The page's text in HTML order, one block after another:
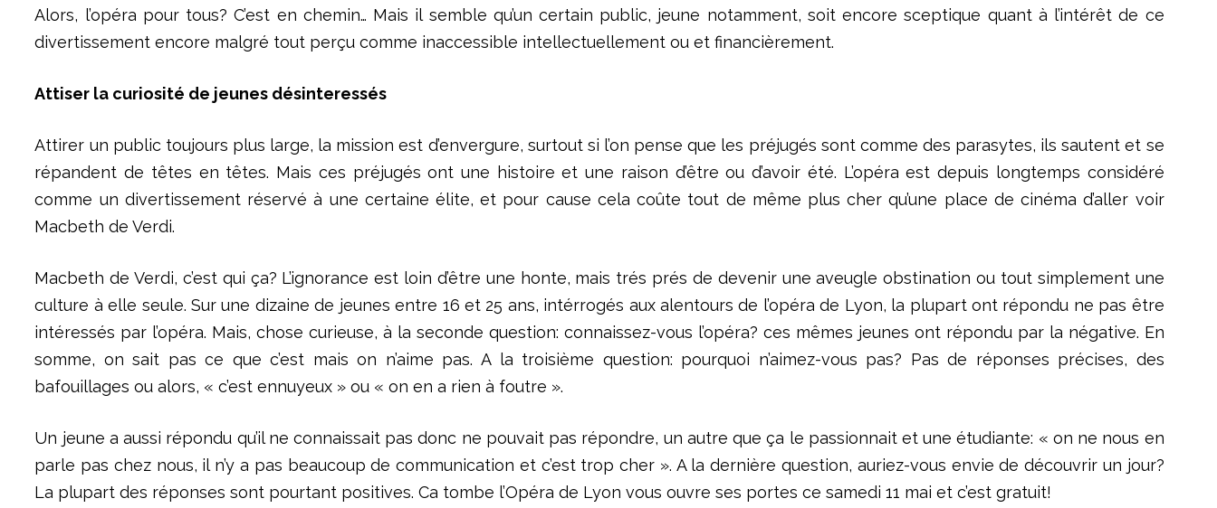
Alors, l’opéra pour tous? C’est en chemin… Mais il semble qu’un certain public, jeune notamment, soit encore sceptique quant à l’intérêt de ce
divertissement encore malgré tout perçu comme inaccessible intellectuellement ou et financièrement.
Attiser la curiosité de jeunes désinteressés
Attirer un public toujours plus large, la mission est d’envergure, surtout si l’on pense que les préjugés sont comme des parasytes, ils sautent et se
répandent de têtes en têtes. Mais ces préjugés ont une histoire et une raison d’être ou d’avoir été. L’opéra est depuis longtemps considéré
comme un divertissement réservé à une certaine élite, et pour cause cela coûte tout de même plus cher qu’une place de cinéma d’aller voir
Macbeth de Verdi.
Macbeth de Verdi, c’est qui ça? L’ignorance est loin d’être une honte, mais trés prés de devenir une aveugle obstination ou tout simplement une
culture à elle seule. Sur une dizaine de jeunes entre 16 et 25 ans, intérrogés aux alentours de l’opéra de Lyon, la plupart ont répondu ne pas être
intéressés par l’opéra. Mais, chose curieuse, à la seconde question: connaissez-vous l’opéra? ces mêmes jeunes ont répondu par la négative. En
somme, on sait pas ce que c’est mais on n’aime pas. A la troisième question: pourquoi n’aimez-vous pas? Pas de réponses précises, des
bafouillages ou alors, « c’est ennuyeux » ou « on en a rien à foutre ».
Un jeune a aussi répondu qu’il ne connaissait pas donc ne pouvait pas répondre, un autre que ça le passionnait et une étudiante: « on ne nous en
parle pas chez nous, il n’y a pas beaucoup de communication et c’est trop cher ». A la dernière question, auriez-vous envie de découvrir un jour?
La plupart des réponses sont pourtant positives. Ca tombe l’Opéra de Lyon vous ouvre ses portes ce samedi 11 mai et c’est gratuit!